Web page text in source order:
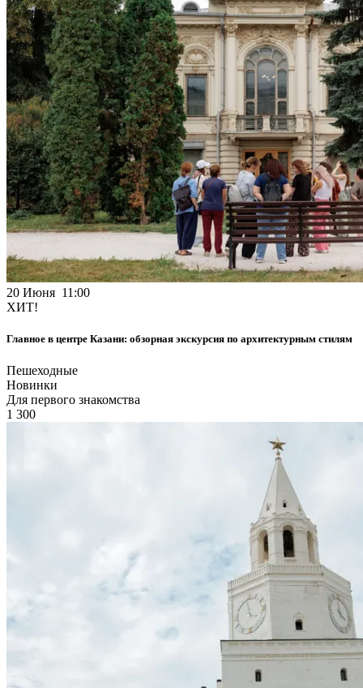
20 Июня 11:00
ХИТ!
Главное в центре Казани: обзорная экскурсия по архитектурным стилям
Пешеходные
Новинки
Для первого знакомства
1 300